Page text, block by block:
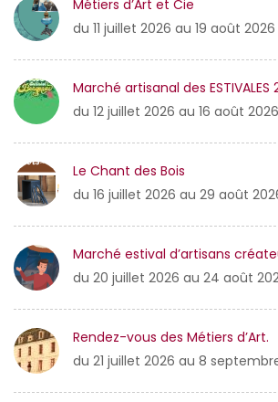
Métiers d’Art et Cie
du 11 juillet 2026 au 19 août 2026
Marché artisanal des ESTIVALES
du 12 juillet 2026 au 16 août 2026
Le Chant des Bois
du 16 juillet 2026 au 29 août
Marché estival d’artisans
du 20 juillet 2026 au 24 août
Rendez-vous des Métiers d’Art.
du 21 juillet 2026 au 8